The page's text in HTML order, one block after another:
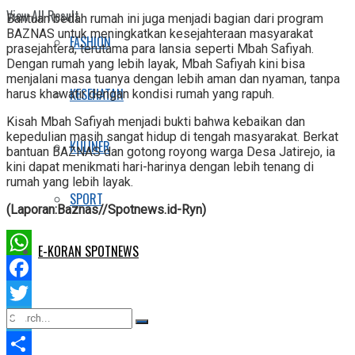
View All Result
FASHION
KESEHATAN
KULINER
SPORT
E-KORAN SPOTNEWS
Bantuan bedah rumah ini juga menjadi bagian dari program
BAZNAS untuk meningkatkan kesejahteraan masyarakat
prasejahtera, terutama para lansia seperti Mbah Safiyah.
Dengan rumah yang lebih layak, Mbah Safiyah kini bisa
menjalani masa tuanya dengan lebih aman dan nyaman, tanpa
harus khawatir dengan kondisi rumah yang rapuh.
Kisah Mbah Safiyah menjadi bukti bahwa kebaikan dan
kepedulian masih sangat hidup di tengah masyarakat. Berkat
bantuan BAZNAS dan gotong royong warga Desa Jatirejo, ia
kini dapat menikmati hari-harinya dengan lebih tenang di
rumah yang lebih layak.
(Laporan:Baznas//Spotnews.id-Ryn)
WhatsApp
Facebook
Twitter
Telegram